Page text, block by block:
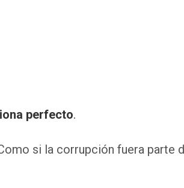
perfecto.
si la corrupción fuera parte